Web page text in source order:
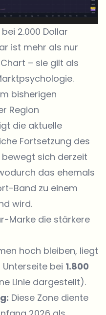
2.000 Dollar
ist mehr als nur
– sie gilt als
bisherigen
Region
die aktuelle
Fortsetzung des
sich derzeit
das ehemals
Band zu einem
wird.
Marke die stärkere
hoch bleiben, liegt
bei 1.800
Linie dargestellt).
Diese Zone diente